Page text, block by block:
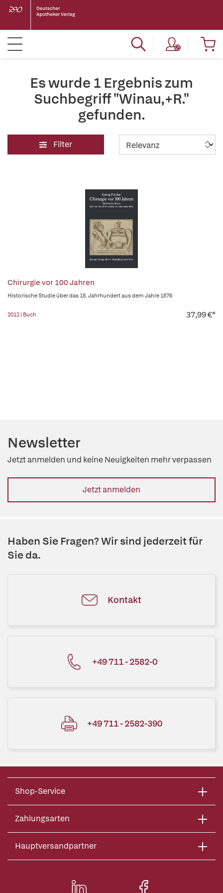
Es wurde 1 Ergebnis zum
Suchbegriff "Winau,+R."
gefunden.
Filter
Chirurgie vor 100 Jahren
Historische Studie über das 18. Jahrhundert aus dem Jahre 1876
2012 | Buch 37,99 €*
Newsletter
Jetzt anmelden und keine Neuigkeiten mehr verpassen
Jetzt anmelden
Haben Sie Fragen? Wir sind jederzeit für
Sie da.
Kontakt
+49 711 - 2582-0
+49 711 - 2582-390
Shop-Service
Zahlungsarten
Hauptversandpartner